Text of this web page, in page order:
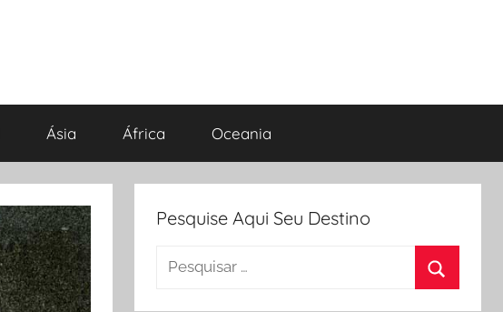
Ásia África Oceania
Pesquise Aqui Seu Destino
Pesquisar